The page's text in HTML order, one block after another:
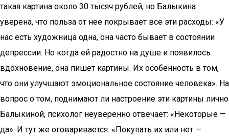
такая картина около 30 тысяч рублей, но Балыкина
уверена, что польза от нее покрывает все эти расходы: «У
нас есть художница одна, она часто бывает в состоянии
депрессии. Но когда ей радостно на душе и появилось
вдохновение, она пишет картины. Их особенность в том,
что они улучшают эмоциональное состояние человека». На
вопрос о том, поднимают ли настроение эти картины лично
Балыкиной, психолог неуверенно отвечает: «Некоторые —
да». И тут же оговаривается: «Покупать их или нет —